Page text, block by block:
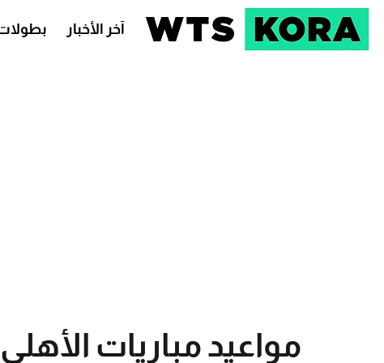
آخر الأخبار
مواعيد مباريات